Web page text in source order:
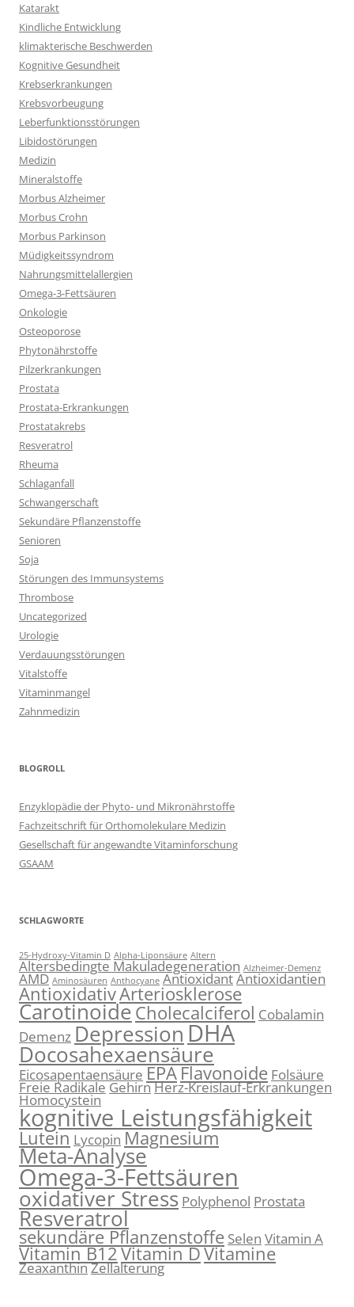
Katarakt
Kindliche Entwicklung
klimakterische Beschwerden
Kognitive Gesundheit
Krebserkrankungen
Krebsvorbeugung
Leberfunktionsstörungen
Libidostörungen
Medizin
Mineralstoffe
Morbus Alzheimer
Morbus Crohn
Morbus Parkinson
Müdigkeitssyndrom
Nahrungsmittelallergien
Omega-3-Fettsäuren
Onkologie
Osteoporose
Phytonährstoffe
Pilzerkrankungen
Prostata
Prostata-Erkrankungen
Prostatakrebs
Resveratrol
Rheuma
Schlaganfall
Schwangerschaft
Sekundäre Pflanzenstoffe
Senioren
Soja
Störungen des Immunsystems
Thrombose
Uncategorized
Urologie
Verdauungsstörungen
Vitalstoffe
Vitaminmangel
Zahnmedizin
BLOGROLL
Enzyklopädie der Phyto- und Mikronährstoffe
Fachzeitschrift für Orthomolekulare Medizin
Gesellschaft für angewandte Vitaminforschung
GSAAM
SCHLAGWORTE
25-Hydroxy-Vitamin D Alpha-Liponsäure Altern
Altersbedingte Makuladegeneration Alzheimer-Demenz
AMD Aminosäuren Anthocyane AntioxidantAntioxidantien
AntioxidativArteriosklerose
CarotinoideCholecalciferol Cobalamin
Demenz DepressionDHA
Docosahexaensäure
Eicosapentaensäure EPAFlavonoide Folsäure
Freie RadikaleGehirnHerz-Kreislauf-Erkrankungen
Homocystein
kognitive Leistungsfähigkeit
Lutein Lycopin Magnesium
Meta-Analyse
Omega-3-Fettsäuren
oxidativer Stress Polyphenol Prostata
Resveratrol
sekundäre Pflanzenstoffe Selen Vitamin A
Vitamin B12Vitamin DVitamine
ZeaxanthinZellalterung